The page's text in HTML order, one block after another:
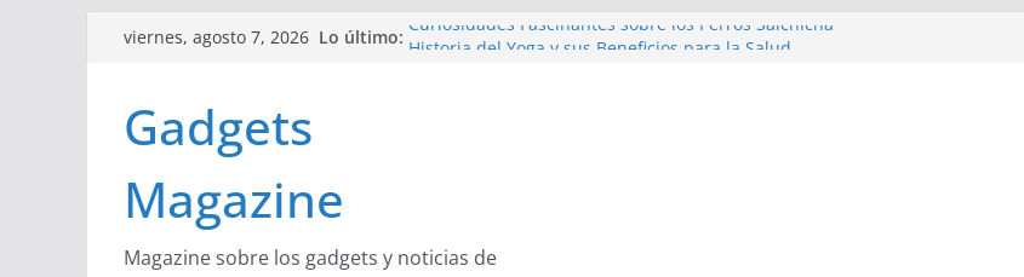
Saltarviernes, agosto 7, 2026 Lo último: Curiosidades Fascinantes sobre los Perros Salchicha
Gadgets
Magazine
Magazine sobre los gadgets y noticias de